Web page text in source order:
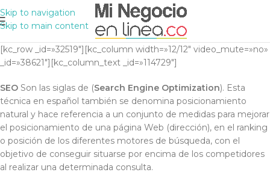
Skip to navigation
Skip to main content
[kc_row _id=»32519″][kc_column width=»12/12″ video_mute=»no»
_id=»38621″][kc_column_text _id=»114729″]
SEO Son las siglas de (Search Engine Optimization). Esta
técnica en español también se denomina posicionamiento
natural y hace referencia a un conjunto de medidas para mejorar
el posicionamiento de una página Web (dirección), en el ranking
o posición de los diferentes motores de búsqueda, con el
objetivo de conseguir situarse por encima de los competidores
al realizar una determinada consulta.